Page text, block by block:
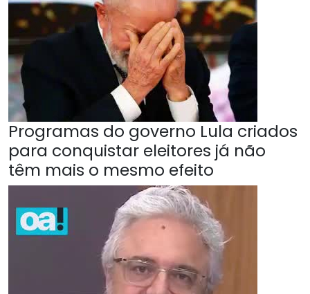
Programas do governo Lula criados
para conquistar eleitores já não
têm mais o mesmo efeito